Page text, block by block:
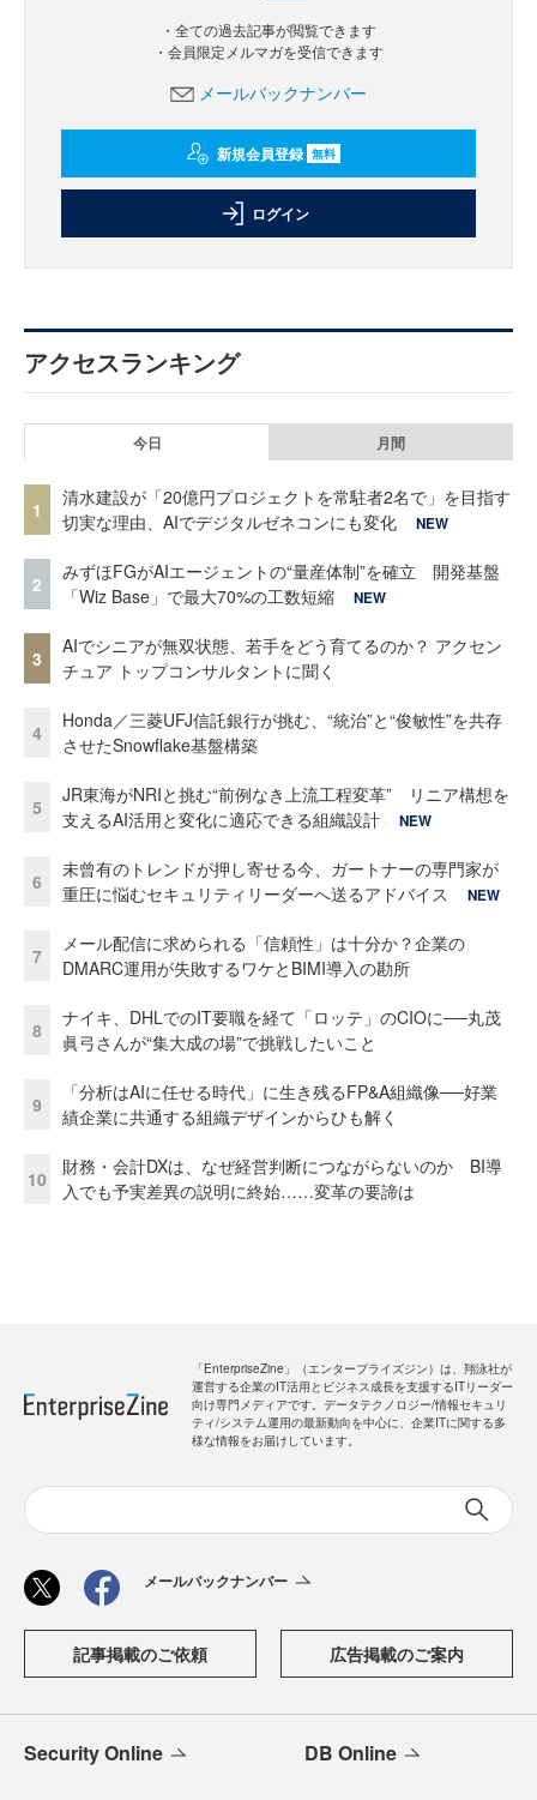
・全ての過去記事が閲覧できます
・会員限定メルマガを受信できます
メールバックナンバー
新規会員登録 無料
ログイン
アクセスランキング
今日 月間
1
清水建設が「20億円プロジェクトを常駐者2名で」を目指す
切実な理由、AIでデジタルゼネコンにも変化
NEW
2
みずほFGがAIエージェントの“量産体制”を確立 開発基盤
「Wiz Base」で最大70%の工数短縮
NEW
3
AIでシニアが無双状態、若手をどう育てるのか？ アクセン
チュア トップコンサルタントに聞く
4
Honda／三菱UFJ信託銀行が挑む、“統治”と“俊敏性”を共存
させたSnowflake基盤構築
5
JR東海がNRIと挑む“前例なき上流工程変革” リニア構想を
支えるAI活用と変化に適応できる組織設計
NEW
6
未曾有のトレンドが押し寄せる今、ガートナーの専門家が
重圧に悩むセキュリティリーダーへ送るアドバイス
NEW
7
メール配信に求められる「信頼性」は十分か？企業の
DMARC運用が失敗するワケとBIMI導入の勘所
8
ナイキ、DHLでのIT要職を経て「ロッテ」のCIOに──丸茂
眞弓さんが“集大成の場”で挑戦したいこと
9
「分析はAIに任せる時代」に生き残るFP&A組織像──好業
績企業に共通する組織デザインからひも解く
10
財務・会計DXは、なぜ経営判断につながらないのか BI導
入でも予実差異の説明に終始……変革の要諦は
「EnterpriseZine」（エンタープライズジン）は、翔泳社が
運営する企業のIT活用とビジネス成長を支援するITリーダー
向け専門メディアです。データテクノロジー/情報セキュリ
ティ/システム運用の最新動向を中心に、企業ITに関する多
様な情報をお届けしています。
メールバックナンバー
記事掲載のご依頼 広告掲載のご案内
Security Online DB Online